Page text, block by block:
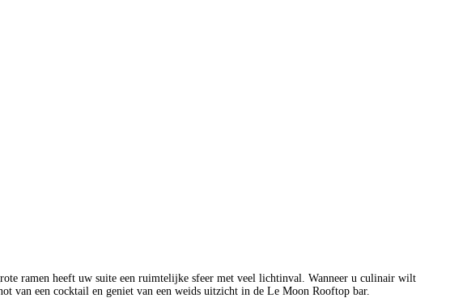
ramen heeft uw suite een ruimtelijke sfeer met veel lichtinval. Wanneer u culinair wilt
van een cocktail en geniet van een weids uitzicht in de Le Moon Rooftop bar.